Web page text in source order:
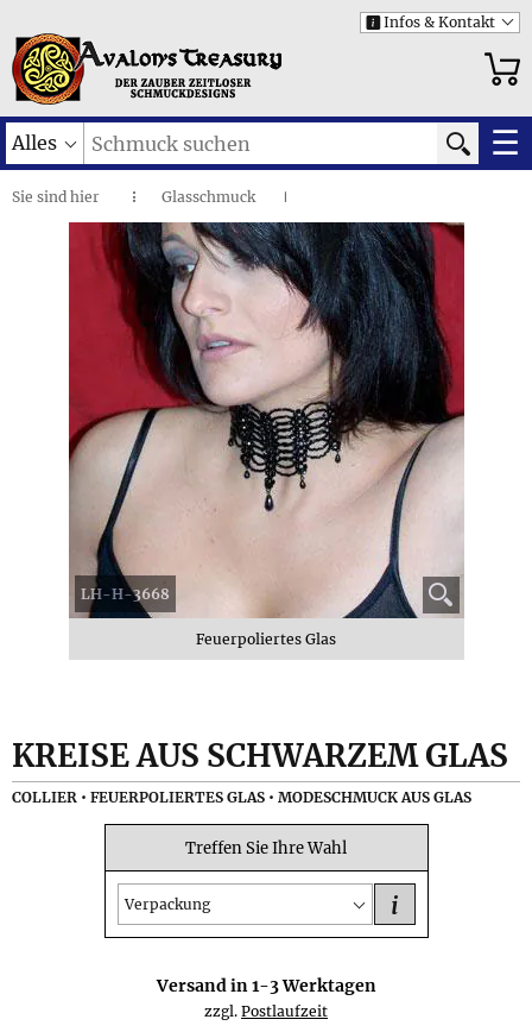
i Infos & Kontakt
Alles ☰
Sie sind hier ◌ Glasschmuck I
Modeschmuck aus Glas
Kreise aus schwarzem Glas • Collier I
LH-H-3668
Feuerpoliertes Glas
KREISE AUS SCHWARZEM GLAS
COLLIER • FEUERPOLIERTES GLAS • MODESCHMUCK AUS GLAS
Treffen Sie Ihre Wahl
Verpackung i
Versand in1-3Werktagen
zzgl. Postlaufzeit